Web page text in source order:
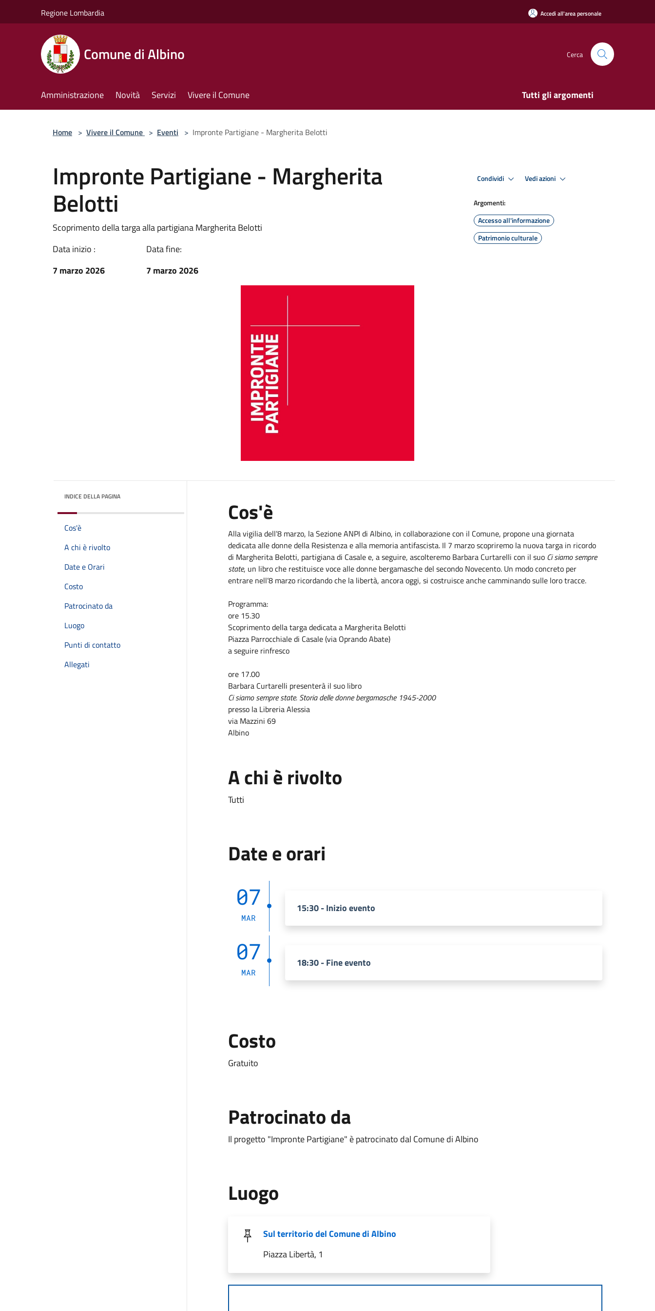
Regione Lombardia Accedi all'area personale
Comune di Albino Cerca
Amministrazione Novità Servizi Vivere il Comune Tutti gli argomenti
Home > Vivere il Comune > Eventi > Impronte Partigiane - Margherita Belotti
Impronte Partigiane - Margherita
Belotti
Scoprimento della targa alla partigiana Margherita Belotti
Data inizio :
7 marzo 2026
Data fine:
7 marzo 2026
Condividi Vedi azioni
Argomenti:
Accesso all'informazione
Patrimonio culturale
INDICE DELLA PAGINA
Cos'è
A chi è rivolto
Date e Orari
Costo
Patrocinato da
Luogo
Punti di contatto
Allegati
Cos'è
Alla vigilia dell’8 marzo, la Sezione ANPI di Albino, in collaborazione con il Comune, propone una giornata
dedicata alle donne della Resistenza e alla memoria antifascista. Il 7 marzo scopriremo la nuova targa in ricordo
di Margherita Belotti, partigiana di Casale e, a seguire, ascolteremo Barbara Curtarelli con il suo Ci siamo sempre
state, un libro che restituisce voce alle donne bergamasche del secondo Novecento. Un modo concreto per
entrare nell’8 marzo ricordando che la libertà, ancora oggi, si costruisce anche camminando sulle loro tracce.
Programma:
ore 15.30
Scoprimento della targa dedicata a Margherita Belotti
Piazza Parrocchiale di Casale (via Oprando Abate)
a seguire rinfresco
ore 17.00
Barbara Curtarelli presenterà il suo libro
Ci siamo sempre state. Storia delle donne bergamasche 1945-2000
presso la Libreria Alessia
via Mazzini 69
Albino
A chi è rivolto
Tutti
Date e orari
07
MAR
15:30 - Inizio evento
07
MAR
18:30 - Fine evento
Costo
Gratuito
Patrocinato da
Il progetto "Impronte Partigiane" è patrocinato dal Comune di Albino
Luogo
Sul territorio del Comune di Albino
Piazza Libertà, 1